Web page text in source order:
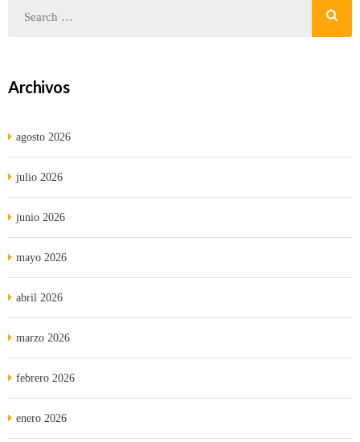
Archivos
agosto 2026
julio 2026
junio 2026
mayo 2026
abril 2026
marzo 2026
febrero 2026
enero 2026